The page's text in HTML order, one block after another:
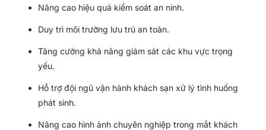
Nâng cao hiệu quả kiểm soát an ninh.
Duy trì môi trường lưu trú an toàn.
Tăng cường khả năng giám sát các khu vực trọng
yếu.
Hỗ trợ đội ngũ vận hành khách sạn xử lý tình huống
phát sinh.
Nâng cao hình ảnh chuyên nghiệp trong mắt khách